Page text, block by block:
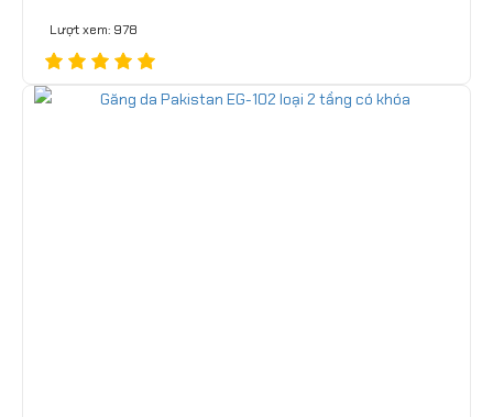
Lượt xem: 978